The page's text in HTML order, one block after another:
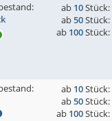
ab 10Stück:
ab50Stück:
ab 100Stück:
ab 10Stück:
ab50Stück:
ab 100Stück: